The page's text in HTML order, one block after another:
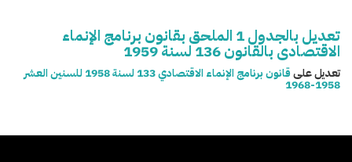
تعديل بالجدول 1 الملحق بقانون برنامج الإنماء
الاقتصادى بالقانون 136 لسنة 1959
تعديل على قانون برنامج الإنماء الاقتصادي 133 لسنة 1958 للسنين العشر
1958-1968